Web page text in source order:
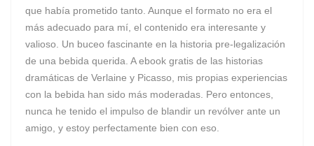
que había prometido tanto. Aunque el formato no era el
más adecuado para mí, el contenido era interesante y
valioso. Un buceo fascinante en la historia pre-legalización
de una bebida querida. A ebook gratis de las historias
dramáticas de Verlaine y Picasso, mis propias experiencias
con la bebida han sido más moderadas. Pero entonces,
nunca he tenido el impulso de blandir un revólver ante un
amigo, y estoy perfectamente bien con eso.